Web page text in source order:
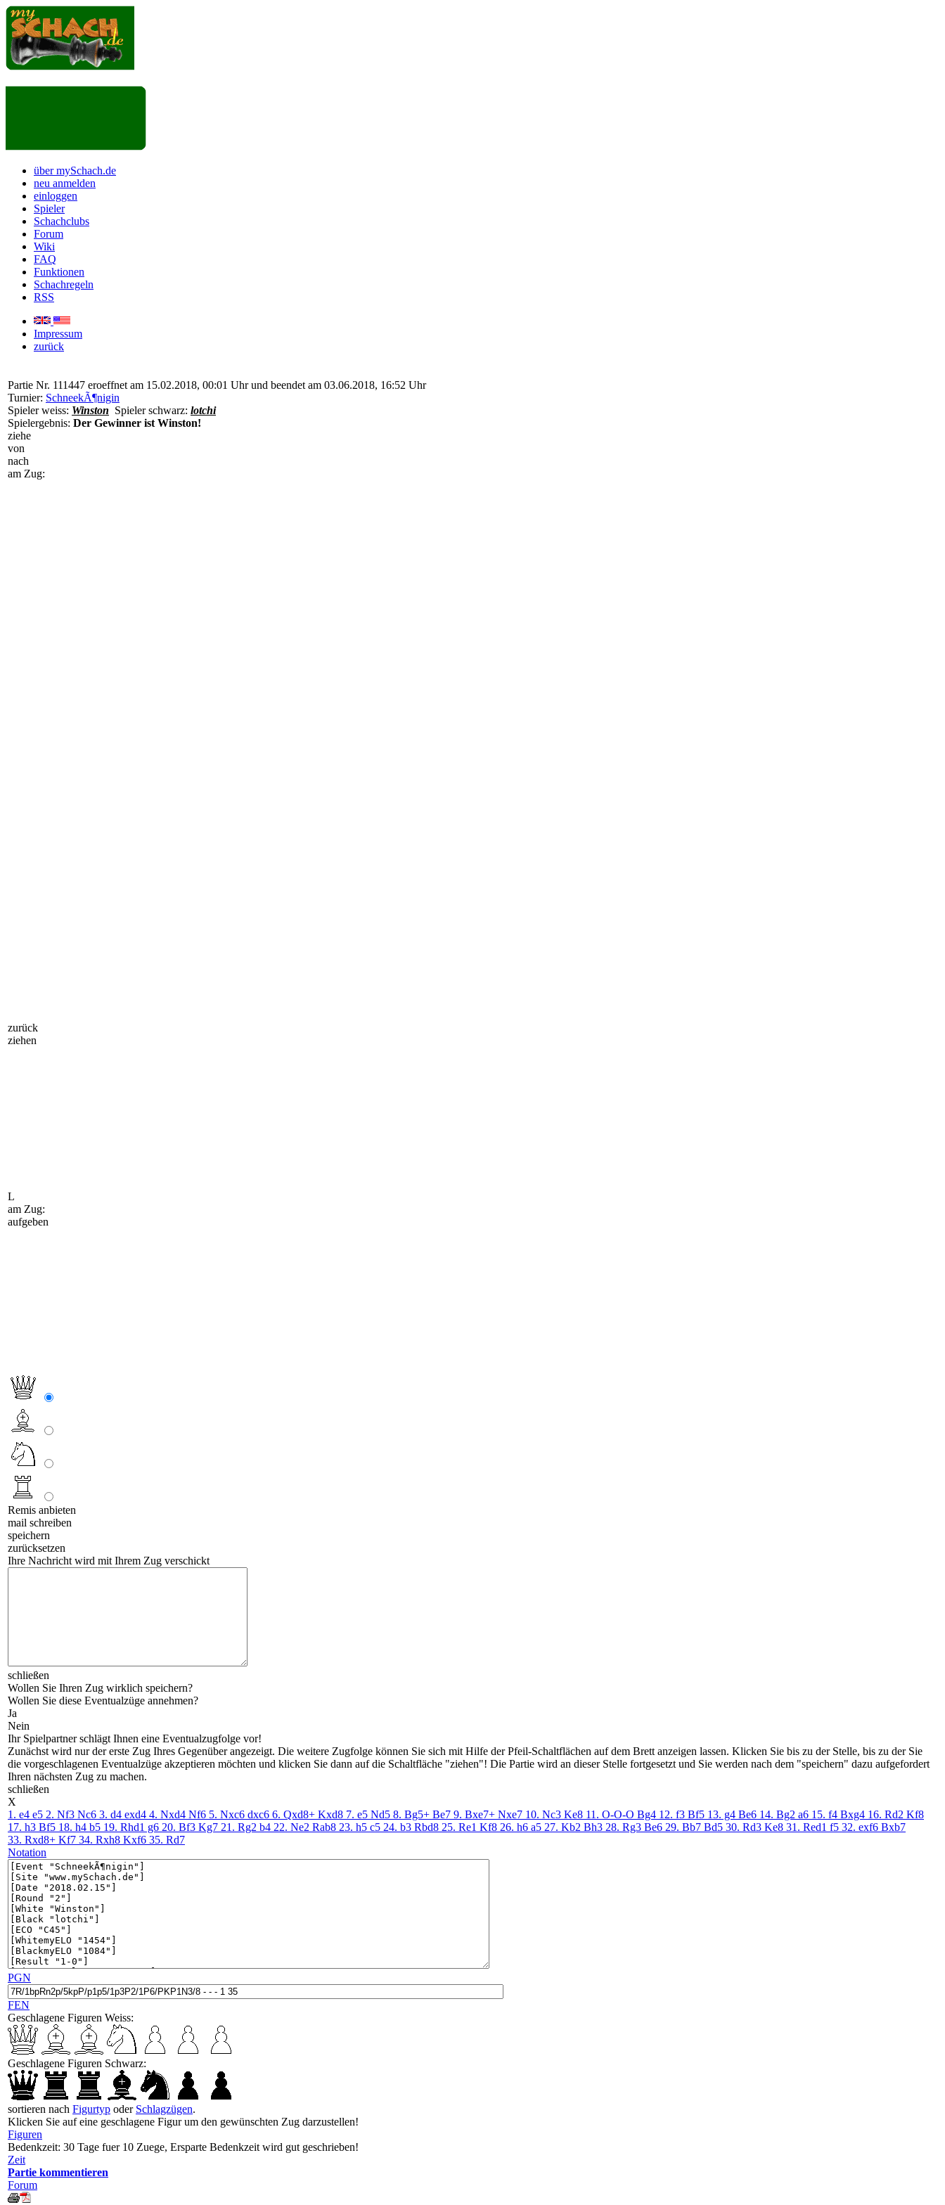
über mySchach.de
neu anmelden
einloggen
Spieler
Schachclubs
Forum
Wiki
FAQ
Funktionen
Schachregeln
RSS
Impressum
zurück
Partie Nr. 111447 eroeffnet am 15.02.2018, 00:01 Uhr und beendet am 03.06.2018, 16:52 Uhr
Turnier: SchneekÃ¶nigin
Spieler weiss: Winston Spieler schwarz: lotchi
Spielergebnis: Der Gewinner ist Winston!
ziehe
von
nach
am Zug:
zurück
ziehen
L
am Zug:
aufgeben
Remis anbieten
mail schreiben
speichern
zurücksetzen
Ihre Nachricht wird mit Ihrem Zug verschickt
schließen
Wollen Sie Ihren Zug wirklich speichern?
Wollen Sie diese Eventualzüge annehmen?
Ja
Nein
Ihr Spielpartner schlägt Ihnen eine Eventualzugfolge vor!
Zunächst wird nur der erste Zug Ihres Gegenüber angezeigt. Die weitere Zugfolge können Sie sich mit Hilfe der Pfeil-Schaltflächen auf dem Brett anzeigen lassen. Klicken Sie bis zu der Stelle, bis zu der Sie
die vorgeschlagenen Eventualzüge akzeptieren möchten und klicken Sie dann auf die Schaltfläche "ziehen"! Die Partie wird an dieser Stelle fortgesetzt und Sie werden nach dem "speichern" dazu aufgefordert
Ihren nächsten Zug zu machen.
schließen
X
1. e4 e5 2. Nf3 Nc6 3. d4 exd4 4. Nxd4 Nf6 5. Nxc6 dxc6 6. Qxd8+ Kxd8 7. e5 Nd5 8. Bg5+ Be7 9. Bxe7+ Nxe7 10. Nc3 Ke8 11. O-O-O Bg4 12. f3 Bf5 13. g4 Be6 14. Bg2 a6 15. f4 Bxg4 16. Rd2 Kf8
17. h3 Bf5 18. h4 b5 19. Rhd1 g6 20. Bf3 Kg7 21. Rg2 b4 22. Ne2 Rab8 23. h5 c5 24. b3 Rbd8 25. Re1 Kf8 26. h6 a5 27. Kb2 Bh3 28. Rg3 Be6 29. Bb7 Bd5 30. Rd3 Ke8 31. Red1 f5 32. exf6 Bxb7
33. Rxd8+ Kf7 34. Rxh8 Kxf6 35. Rd7
Notation
PGN
FEN
Geschlagene Figuren Weiss:
Geschlagene Figuren Schwarz:
sortieren nach Figurtyp oder Schlagzügen.
Klicken Sie auf eine geschlagene Figur um den gewünschten Zug darzustellen!
Figuren
Bedenkzeit: 30 Tage fuer 10 Zuege, Ersparte Bedenkzeit wird gut geschrieben!
Zeit
Partie kommentieren
Forum